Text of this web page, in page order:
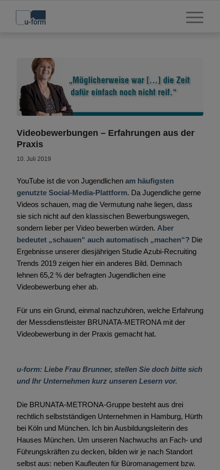
Videobewerbungen – Erfahrungen aus der
Praxis
10. Juli 2019
YouTube ist die von Jugendlichen am häufigsten
genutzte Social-Media-Plattform. Da Jugendliche gerne
Videos schauen, mag die Vermutung nahe liegen, dass
sie sich nicht auf den klassischen Bewerbungswegen,
sondern lieber per Video bewerben würden. Aber
bedeutet „schauen“ auch automatisch „machen“?Die
Ergebnisse unserer diesjährigen Studie Azubi-Recruiting
Trends 2019 zeigen hier ein anderes Bild. Demnach
lehnen 65,2 % der befragten Jugendlichen eine
Videobewerbung eher ab.
Für uns ein Grund, einmal nachzuhören, welche Erfahrung
der Messdienstleister BRUNATA-METRONA mit der
Videobewerbung in der Praxis gemacht hat.
u-form: Liebe Frau Brunner, stellen Sie doch bitte sich
und Ihr Unternehmen kurz unseren Lesern vor.
Die BRUNATA-METRONA-Gruppe besteht aus drei
rechtlich selbstständigen Unternehmen in Hamburg, Hürth
bei Köln und München. Ich bin Ausbildungsleiterin des
Hauses München. Um unseren Nachwuchs an Fach- und
Führungskräften zu decken, bilden wir je nach Standort
selbst aus: neben Kaufleuten für Büromanagement bzw.